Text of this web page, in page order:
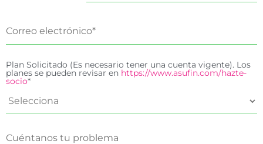
Plan Solicitado (Es necesario tener una cuenta vigente). Los
planes se pueden revisar en https://www.asufin.com/hazte-
socio*